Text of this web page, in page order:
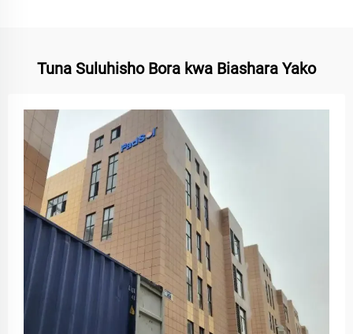
Tuna Suluhisho Bora kwa Biashara Yako